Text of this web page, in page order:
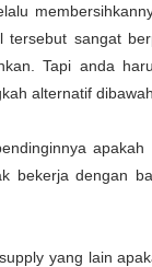
sangat
Tapi anda
alternatif
bekerja dengan
yang lain